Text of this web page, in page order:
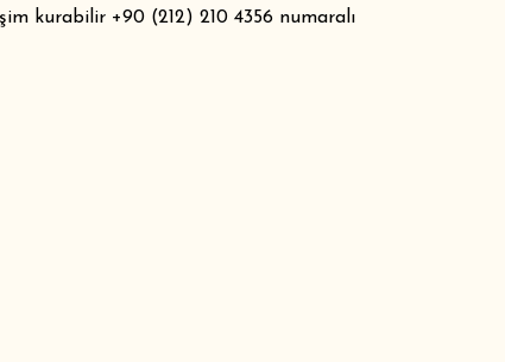
kurabilir +90 (212) 210 4356 numaralı